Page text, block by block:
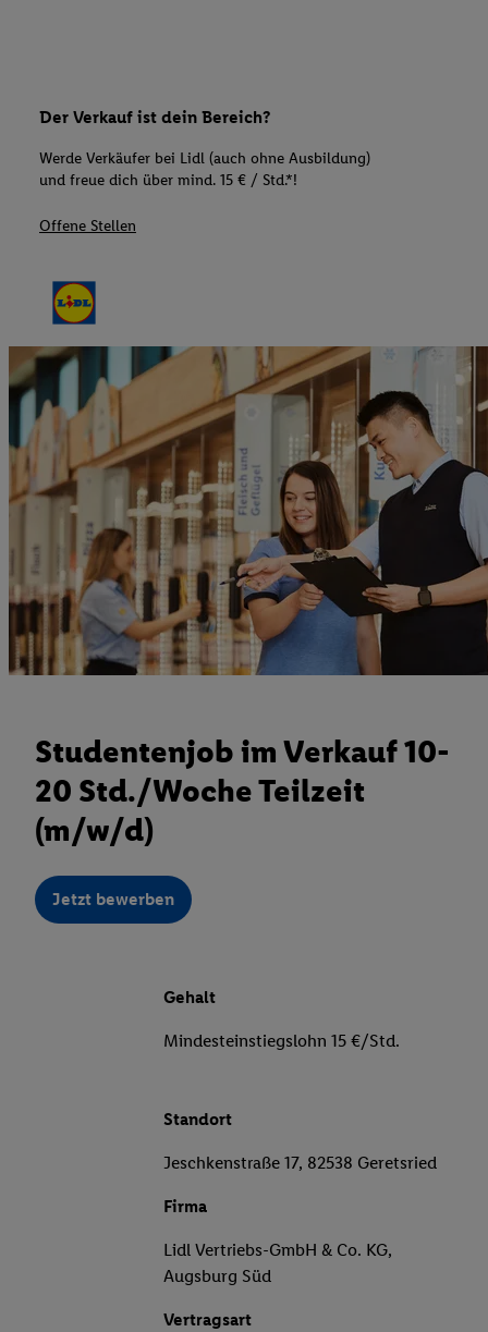
Der Verkauf ist dein Bereich?
Werde Verkäufer bei Lidl (auch ohne Ausbildung)
und freue dich über mind. 15 € / Std.*!
Offene Stellen
Studentenjob im Verkauf 10-
20 Std./Woche Teilzeit
(m/w/d)
Jetzt bewerben
Gehalt
Mindesteinstiegslohn 15 €/Std.
Standort
Jeschkenstraße 17, 82538 Geretsried
Firma
Lidl Vertriebs-GmbH & Co. KG,
Augsburg Süd
Vertragsart